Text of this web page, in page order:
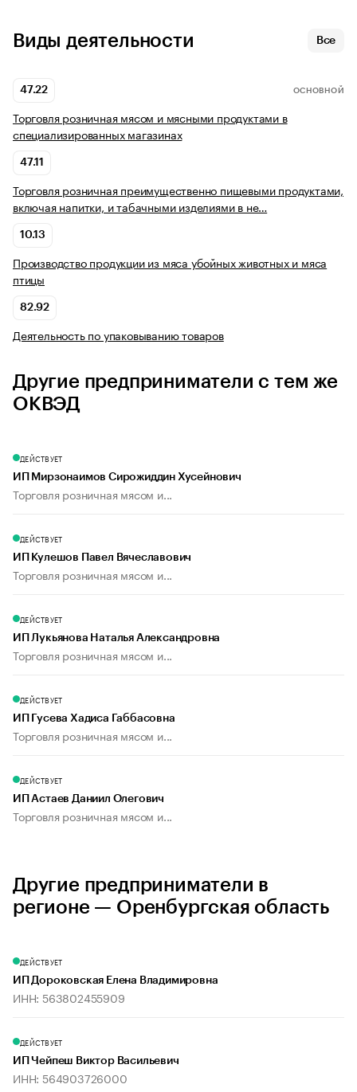
Виды деятельности Все
47.22 ОСНОВНОЙ
Торговля розничная мясом и мясными продуктами в
специализированных магазинах
47.11
Торговля розничная преимущественно пищевыми продуктами,
включая напитки, и табачными изделиями в не…
10.13
Производство продукции из мяса убойных животных и мяса
птицы
82.92
Деятельность по упаковыванию товаров
Другие предприниматели с тем же
ОКВЭД
ДЕЙСТВУЕТ
ИП Мирзонаимов Сирожиддин Хусейнович
Торговля розничная мясом и...
ДЕЙСТВУЕТ
ИП Кулешов Павел Вячеславович
Торговля розничная мясом и...
ДЕЙСТВУЕТ
ИП Лукьянова Наталья Александровна
Торговля розничная мясом и...
ДЕЙСТВУЕТ
ИП Гусева Хадиса Габбасовна
Торговля розничная мясом и...
ДЕЙСТВУЕТ
ИП Астаев Даниил Олегович
Торговля розничная мясом и...
Другие предприниматели в
регионе — Оренбургская область
ДЕЙСТВУЕТ
ИП Дороковская Елена Владимировна
ИНН: 563802455909
ДЕЙСТВУЕТ
ИП Чейпеш Виктор Васильевич
ИНН: 564903726000